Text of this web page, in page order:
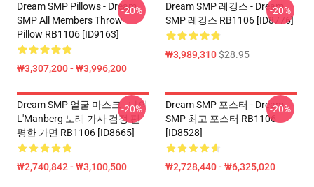
Dream SMP Pillows - Dream
SMP All Members Throw
Pillow RB1106 [ID9163]
₩3,307,200 - ₩3,996,200
-20%
Dream SMP 레깅스 - Dream
SMP 레깅스 RB1106 [ID8776]
₩3,989,310$28.95
-20%
Dream SMP 얼굴 마스크 - 나의
L'Manberg 노래 가사 검정 편
평한 가면 RB1106 [ID8665]
₩2,740,842 - ₩3,100,500
-20%
Dream SMP 포스터 - Dream
SMP 최고 포스터 RB1106
[ID8528]
₩2,728,440 - ₩6,325,020
-20%